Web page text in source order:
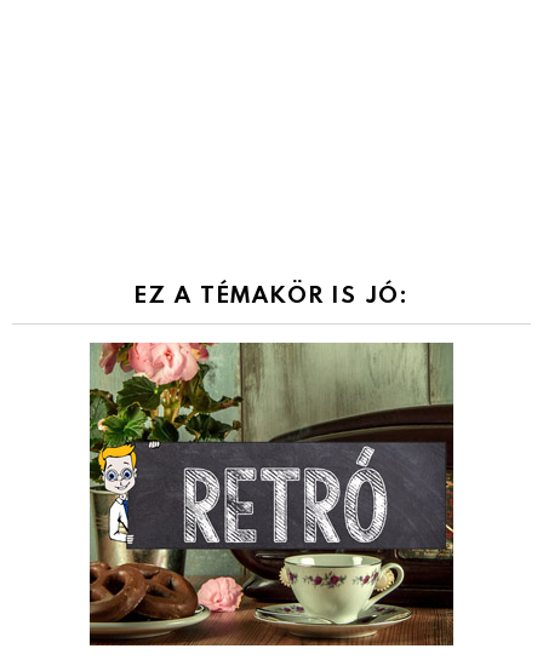
EZ A TÉMAKÖR IS JÓ: